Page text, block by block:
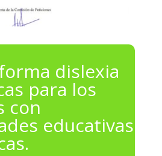
dislexia
para los
con
educativas